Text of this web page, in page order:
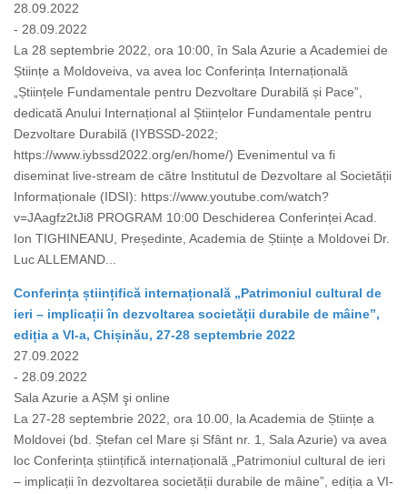
28.09.2022
- 28.09.2022
La 28 septembrie 2022, ora 10:00, în Sala Azurie a Academiei de
Științe a Moldoveiva, va avea loc Conferința Internațională
„Științele Fundamentale pentru Dezvoltare Durabilă și Pace”,
dedicată Anului Internațional al Științelor Fundamentale pentru
Dezvoltare Durabilă (IYBSSD-2022;
https://www.iybssd2022.org/en/home/) Evenimentul va fi
diseminat live-stream de către Institutul de Dezvoltare al Societății
Informaționale (IDSI): https://www.youtube.com/watch?
v=JAagfz2tJi8 PROGRAM 10:00 Deschiderea Conferinței Acad.
Ion TIGHINEANU, Președinte, Academia de Științe a Moldovei Dr.
Luc ALLEMAND...
Conferința științifică internațională „Patrimoniul cultural de
ieri – implicații în dezvoltarea societății durabile de mâine”,
ediția a VI-a, Chișinău, 27-28 septembrie 2022
27.09.2022
- 28.09.2022
Sala Azurie a AȘM şi online
La 27-28 septembrie 2022, ora 10.00, la Academia de Științe a
Moldovei (bd. Ștefan cel Mare și Sfânt nr. 1, Sala Azurie) va avea
loc Conferința științifică internațională „Patrimoniul cultural de ieri
– implicații în dezvoltarea societății durabile de mâine”, ediția a VI-